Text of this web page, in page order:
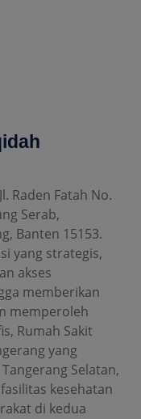
Raden Fatah No.
Serab,
Banten 15153.
yang strategis,
akses
memberikan
memperoleh
Rumah Sakit
yang
Selatan,
kesehatan
di kedua